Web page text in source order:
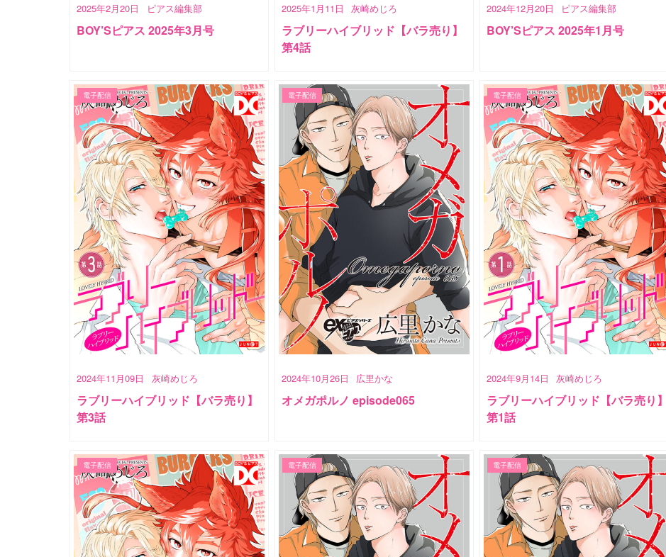
2025年2月20日 ピアス編集部
BOY’Sピアス 2025年3月号
2025年1月11日 灰崎めじろ
ラブリーハイブリッド【バラ売り】
第4話
2024年12月20日 ピアス編集部
BOY’Sピアス 2025年1月号
2024年11月09日 灰崎めじろ
電子配信
ラブリーハイブリッド【バラ売り】
第3話
2024年10月26日 広里かな
電子配信
オメガポルノ episode065
2024年9月14日 灰崎めじろ
電子配信
ラブリーハイブリッド【バラ売り】
第1話
電子配信 電子配信 電子配信